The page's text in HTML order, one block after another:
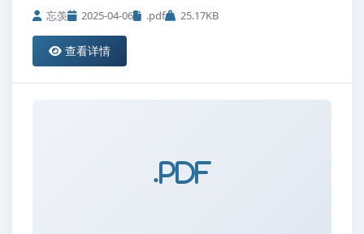
忘羡 2025-04-06 .pdf 25.17KB
查看详情
.pdf